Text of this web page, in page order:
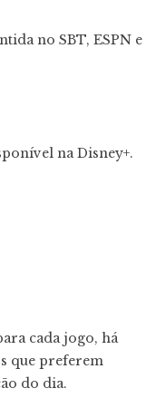
no SBT, ESPN e
na Disney+.
cada jogo, há
que preferem
do dia.